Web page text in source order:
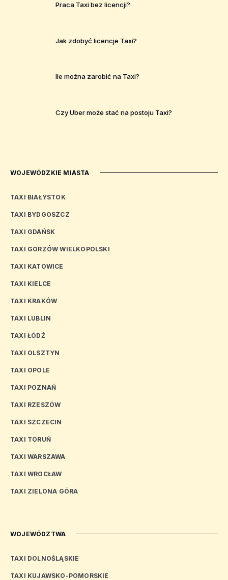
Praca Taxi bez licencji?
Jak zdobyć licencje Taxi?
Ile można zarobić na Taxi?
Czy Uber może stać na postoju Taxi?
WOJEWÓDZKIE MIASTA
TAXI BIAŁYSTOK
TAXI BYDGOSZCZ
TAXI GDAŃSK
TAXI GORZÓW WIELKOPOLSKI
TAXI KATOWICE
TAXI KIELCE
TAXI KRAKÓW
TAXI LUBLIN
TAXI ŁÓDŹ
TAXI OLSZTYN
TAXI OPOLE
TAXI POZNAŃ
TAXI RZESZÓW
TAXI SZCZECIN
TAXI TORUŃ
TAXI WARSZAWA
TAXI WROCŁAW
TAXI ZIELONA GÓRA
WOJEWÓDZTWA
TAXI DOLNOŚLĄSKIE
TAXI KUJAWSKO-POMORSKIE